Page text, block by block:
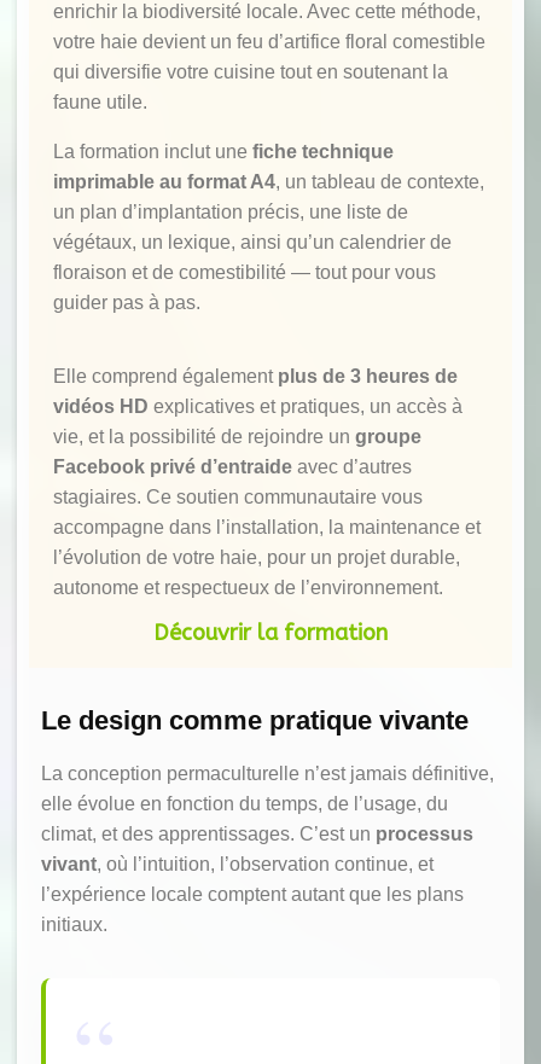
enrichir la biodiversité locale. Avec cette méthode,
votre haie devient un feu d’artifice floral comestible
qui diversifie votre cuisine tout en soutenant la
faune utile.
La formation inclut une fiche technique
imprimable au format A4, un tableau de contexte,
un plan d’implantation précis, une liste de
végétaux, un lexique, ainsi qu’un calendrier de
floraison et de comestibilité — tout pour vous
guider pas à pas.
Elle comprend également plus de 3 heures de
vidéos HD explicatives et pratiques, un accès à
vie, et la possibilité de rejoindre un groupe
Facebook privé d’entraide avec d’autres
stagiaires. Ce soutien communautaire vous
accompagne dans l’installation, la maintenance et
l’évolution de votre haie, pour un projet durable,
autonome et respectueux de l’environnement.
Découvrir la formation
Le design comme pratique vivante
La conception permaculturelle n’est jamais définitive,
elle évolue en fonction du temps, de l’usage, du
climat, et des apprentissages. C’est un processus
vivant, où l’intuition, l’observation continue, et
l’expérience locale comptent autant que les plans
initiaux.